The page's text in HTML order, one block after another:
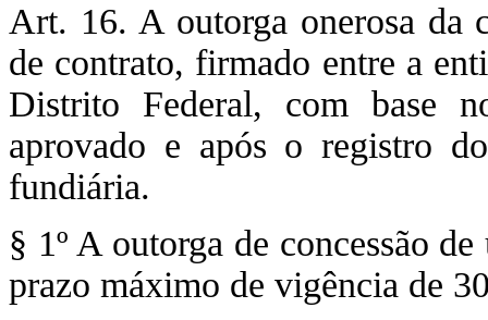
Art. 16. A outorga onerosa da
de contrato, firmado entre a
Distrito Federal, com base
aprovado e após o registro
fundiária.
§ 1º A outorga de concessão
prazo máximo de vigência de